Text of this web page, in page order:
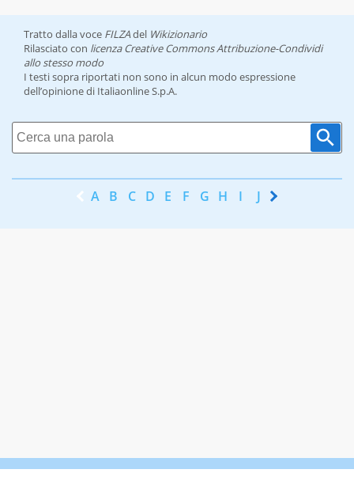
Tratto dalla voce FILZAdel Wikizionario
Rilasciato con licenza Creative Commons Attribuzione-Condividi
allo stesso modo
I testi sopra riportati non sono in alcun modo espressione
dell’opinione di Italiaonline S.p.A.
A B C D E F G H I J K